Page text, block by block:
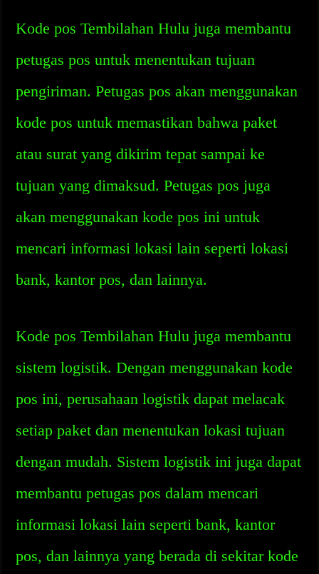
Kode pos Tembilahan Hulu juga membantu
petugas pos untuk menentukan tujuan
pengiriman. Petugas pos akan menggunakan
kode pos untuk memastikan bahwa paket
atau surat yang dikirim tepat sampai ke
tujuan yang dimaksud. Petugas pos juga
akan menggunakan kode pos ini untuk
mencari informasi lokasi lain seperti lokasi
bank, kantor pos, dan lainnya.
Kode pos Tembilahan Hulu juga membantu
sistem logistik. Dengan menggunakan kode
pos ini, perusahaan logistik dapat melacak
setiap paket dan menentukan lokasi tujuan
dengan mudah. Sistem logistik ini juga dapat
membantu petugas pos dalam mencari
informasi lokasi lain seperti bank, kantor
pos, dan lainnya yang berada di sekitar kode